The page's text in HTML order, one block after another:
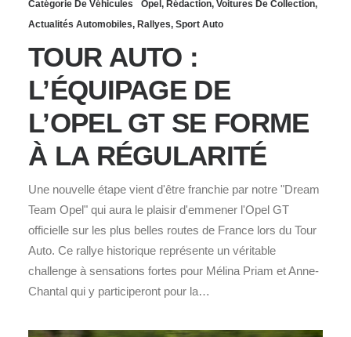
Catégorie De Véhicules
Opel, Rédaction, Voitures De Collection,
Actualités Automobiles, Rallyes, Sport Auto
TOUR AUTO :
L’ÉQUIPAGE DE
L’OPEL GT SE FORME
À LA RÉGULARITÉ
Une nouvelle étape vient d'être franchie par notre "Dream
Team Opel" qui aura le plaisir d'emmener l'Opel GT
officielle sur les plus belles routes de France lors du Tour
Auto. Ce rallye historique représente un véritable
challenge à sensations fortes pour Mélina Priam et Anne-
Chantal qui y participeront pour la…